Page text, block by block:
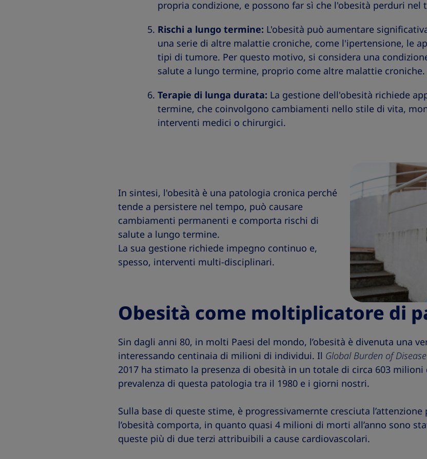
propria condizione, e possono far sì che l'obesità perduri nel
Rischi a lungo termine: L'obesità può aumentare
una serie di altre malattie croniche, come l'ipertensione, le
tipi di tumore. Per questo motivo, si considera una
salute a lungo termine, proprio come altre malattie croniche.
Terapie di lunga durata: La gestione dell'obesità richiede
termine, che coinvolgono cambiamenti nello stile di vita,
interventi medici o chirurgici.
In sintesi, l'obesità è una patologia cronica perché
tende a persistere nel tempo, può causare
cambiamenti permanenti e comporta rischi di
salute a lungo termine.
La sua gestione richiede impegno continuo e,
spesso, interventi multi-disciplinari.
Obesità come moltiplicatore di
Sin dagli anni 80, in molti Paesi del mondo, l’obesità è divenuta una
interessando centinaia di milioni di individui. Il Global Burden of
2017 ha stimato la presenza di obesità in un totale di circa 603
prevalenza di questa patologia tra il 1980 e i giorni nostri.
Sulla base di queste stime, è progressivamernte cresciuta
l’obesità comporta, in quanto quasi 4 milioni di morti all’anno sono
queste più di due terzi attribuibili a cause cardiovascolari.